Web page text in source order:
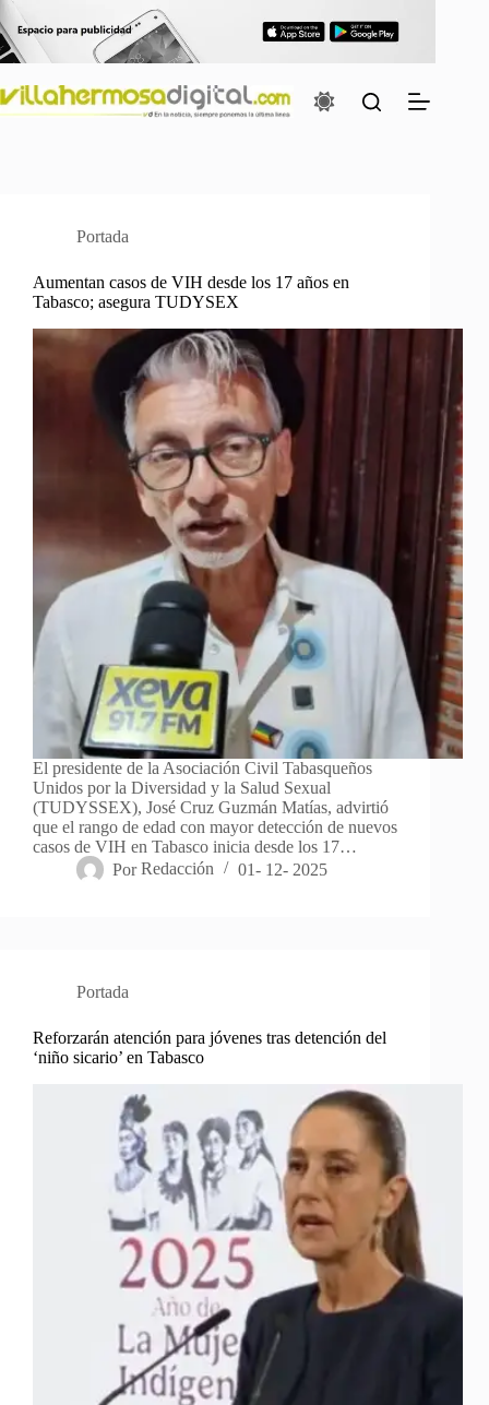
Saltar
al
contenido
Portada
Aumentan casos de VIH desde los 17 años en
Tabasco; asegura TUDYSEX
El presidente de la Asociación Civil Tabasqueños
Unidos por la Diversidad y la Salud Sexual
(TUDYSSEX), José Cruz Guzmán Matías, advirtió
que el rango de edad con mayor detección de nuevos
casos de VIH en Tabasco inicia desde los 17…
Por Redacción 01- 12- 2025
Portada
Reforzarán atención para jóvenes tras detención del
‘niño sicario’ en Tabasco